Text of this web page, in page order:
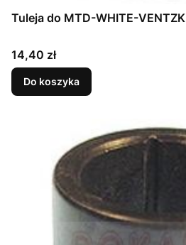
Tuleja do MTD-WHITE-
Cena
14,40 zł
Do koszyka